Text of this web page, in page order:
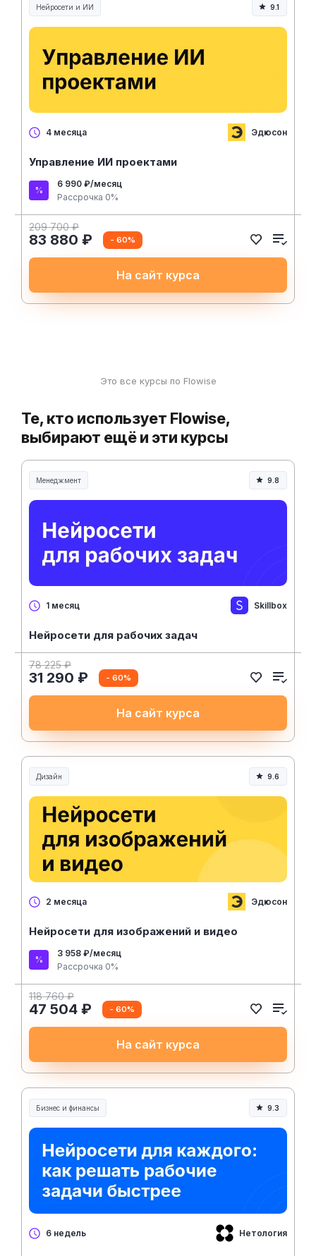
Нейросети и ИИ
Нейросети и искусственный интеллект
9.1
4 месяца Эдюсон
Управление ИИ проектами
6 990 ₽/месяц
Рассрочка 0%
209 700 ₽
83 880 ₽ - 60%
На сайт курса
Это все курсы по Flowise
Те, кто использует Flowise,
выбирают ещё и эти курсы
Менеджмент
Менеджмент и управление
9.8
1 месяц Skillbox
Нейросети для рабочих задач
78 225 ₽
31 290 ₽ - 60%
На сайт курса
Дизайн 9.6
2 месяца Эдюсон
Нейросети для изображений и видео
3 958 ₽/месяц
Рассрочка 0%
118 760 ₽
47 504 ₽ - 60%
На сайт курса
Бизнес и финансы 9.3
6 недель Нетология